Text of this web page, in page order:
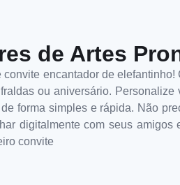
de Artes
encantador de
ou aniversário.
forma simples e rápida. Não
digitalmente com seus
convite